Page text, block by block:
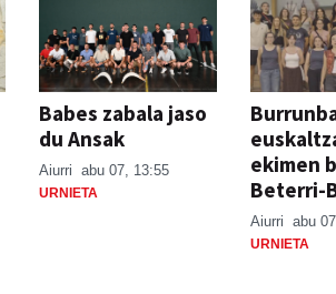
Babes zabala jaso
du Ansak
Aiurri abu 07, 13:55
URNIETA
ekimen
Beterri-
Aiurri abu
URNIETA